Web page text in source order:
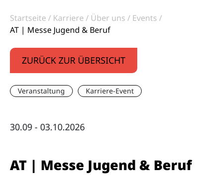
Startseite Karriere Über uns
Events
AT | Messe Jugend & Beruf
ZURÜCK ZUR ÜBERSICHT
Veranstaltung Karriere-Event
30.09 - 03.10.2026
AT | Messe Jugend & Beruf